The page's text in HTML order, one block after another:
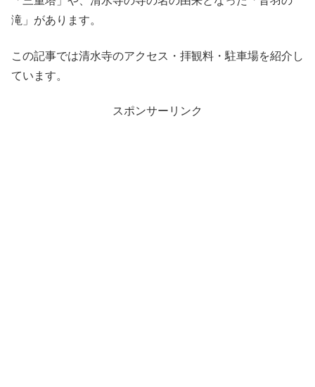
滝」があります。
この記事では清水寺のアクセス・拝観料・駐車場を紹介し
ています。
スポンサーリンク